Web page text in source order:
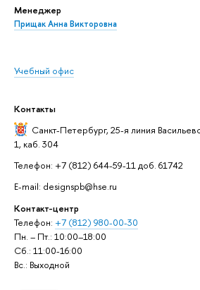
Менеджер
Прищак Анна Викторовна
Учебный офис
Контакты
Санкт-Петербург, 25-я линия
1, каб. 304
Телефон: +7 (812) 644-59-11 доб. 61742
E-mail: designspb@hse.ru
Контакт-центр
Телефон: +7 (812) 980-00-30
Пн. – Пт.: 10:00–18:00
Сб.: 11:00-16:00
Вс.: Выходной